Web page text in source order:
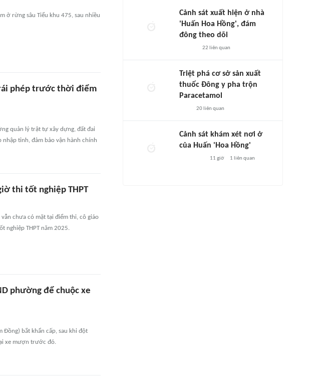
ở rừng sâu Tiểu khu 475, sau nhiều
phép trước thời điểm
quản lý trật tự xây dựng, đất đai
tỉnh, đảm bảo vận hành chính
thi tốt nghiệp THPT
chưa có mặt tại điểm thi, cô giáo
nghiệp THPT năm 2025.
phường để chuộc xe
Đồng) bắt khẩn cấp, sau khi đột
xe mượn trước đó.
Cảnh sát xuất hiện ở nhà
'Huấn Hoa Hồng', đám
đông theo dõi
22 liên quan
Triệt phá cơ sở sản xuất
thuốc Đông y pha trộn
Paracetamol
20liên quan
Cảnh sát khám xét nơi ở
của Huấn 'Hoa Hồng'
11 giờ 1 liên quan